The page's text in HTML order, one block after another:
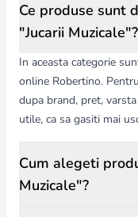
copilului și pentru călătorii.
Părinții trebuie să țină cont
Vârsta copilului și nivelul
Siguranța materialelor și a
Funcționalitatea zilnică –
Jucăriile muzicale
siguranța, oferind copiilor
muzică și joc.
Ce produse sunt
"Jucarii Muzicale"?
In aceasta categorie
online Robertino.
dupa brand, pret,
utile, ca sa gasiti mai
Cum alegeti
Muzicale"?